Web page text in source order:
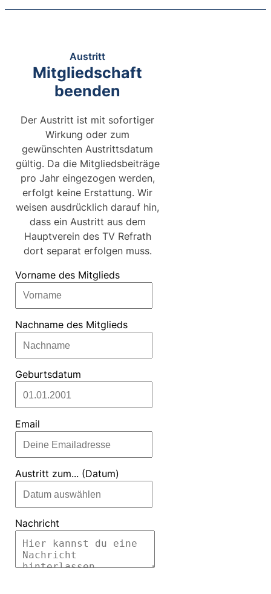
Austritt
Mitgliedschaft
beenden
Der Austritt ist mit sofortiger
Wirkung oder zum
gewünschten Austrittsdatum
gültig. Da die Mitgliedsbeiträge
pro Jahr eingezogen werden,
erfolgt keine Erstattung. Wir
weisen ausdrücklich darauf hin,
dass ein Austritt aus dem
Hauptverein des TV Refrath
dort separat erfolgen muss.
Vorname des Mitglieds
Nachname des Mitglieds
Geburtsdatum
Email
Austritt zum... (Datum)
Nachricht